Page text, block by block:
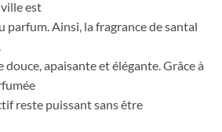
est
parfum. Ainsi, la fragrance de santal
douce, apaisante et élégante. Grâce à
reste puissant sans être